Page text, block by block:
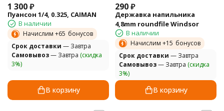
1 300₽
Пуансон 1/4, 0.325, CAIMAN
В наличии
Начислим +65 бонусов
Cрок доставки — Завтра
Самовывоз— Завтра (скидка
3%)
В корзину
290₽
Державка напильника
4,8mm roundfile Windsor
В наличии
Начислим +15 бонусов
Cрок доставки — Завтра
Самовывоз— Завтра (скидка
3%)
В корзину